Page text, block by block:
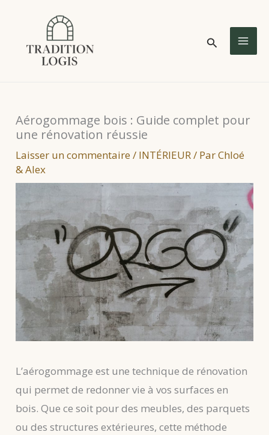
contenu
Rechercher
Aérogommage bois : Guide complet pour
une rénovation réussie
Laisser un commentaire / INTÉRIEUR / ParChloé
& Alex
L’aérogommage est une technique de rénovation
qui permet de redonner vie à vos surfaces en
bois. Que ce soit pour des meubles, des parquets
ou des structures extérieures, cette méthode